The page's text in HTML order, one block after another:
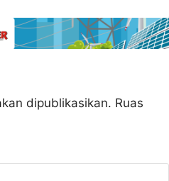
dipublikasikan. Ruas